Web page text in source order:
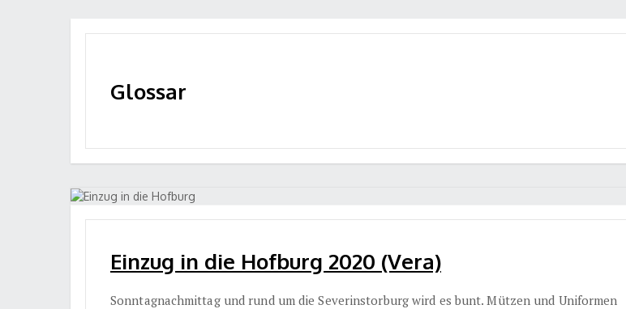
Glossar
Einzug in die Hofburg 2020 (Vera)
Sonntagnachmittag und rund um die Severinstorburg wird es bunt. Mützen und Uniformen